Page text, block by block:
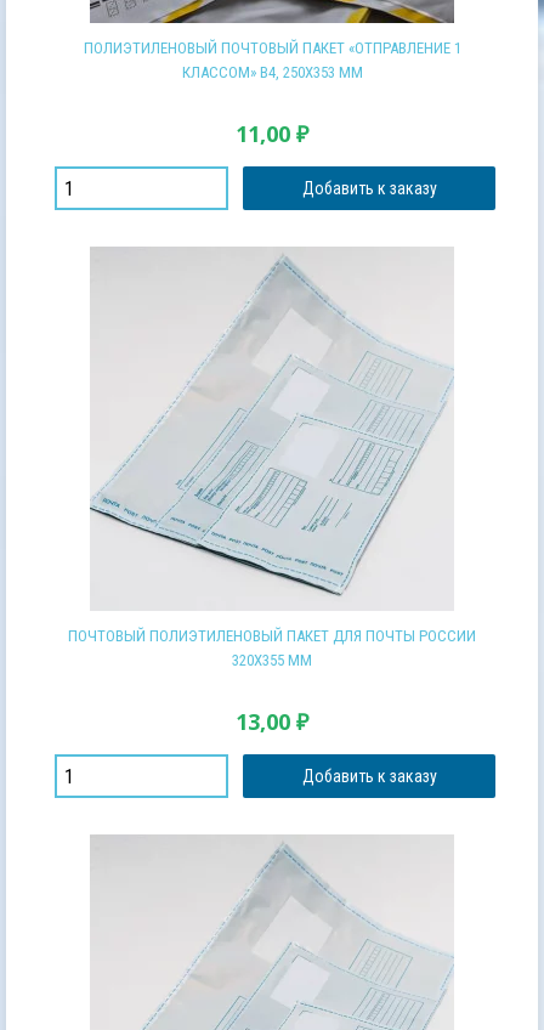
ПОЛИЭТИЛЕНОВЫЙ ПОЧТОВЫЙ ПАКЕТ «ОТПРАВЛЕНИЕ 1
КЛАССОМ» В4, 250Х353 ММ
11,00 ₽
Добавить к заказу
ПОЧТОВЫЙ ПОЛИЭТИЛЕНОВЫЙ ПАКЕТ ДЛЯ ПОЧТЫ РОССИИ
320Х355 ММ
13,00 ₽
Добавить к заказу